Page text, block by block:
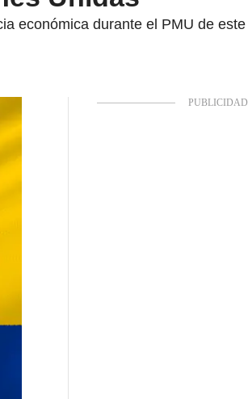
económica durante el PMU de